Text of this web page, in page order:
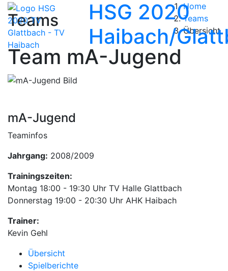
HSG 2020
Haibach/
Teams
Home
Teams
Übersicht
Team mA-Jugend
mA-Jugend
Teaminfos
Jahrgang: 2008/2009
Trainingszeiten:
Montag 18:00 - 19:30 Uhr TV Halle Glattbach
Donnerstag 19:00 - 20:30 Uhr AHK Haibach
Trainer:
Kevin Gehl
Übersicht
Spielberichte